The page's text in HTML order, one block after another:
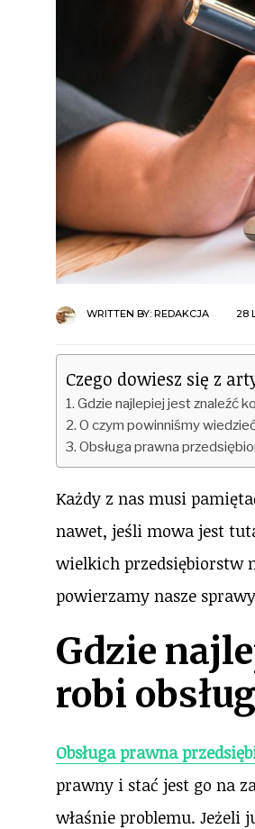
WRITTEN BY: REDAKCJA 28
Czego dowiesz się z
Gdzie najlepiej jest znaleźć
O czym powinniśmy
Obsługa prawna
Każdy z nas musi
nawet, jeśli mowa jest
wielkich przedsiębiorstw
powierzamy nasze
Gdzie
robi
Obsługa prawna
prawny i stać jest go na
właśnie problemu. Jeżeli